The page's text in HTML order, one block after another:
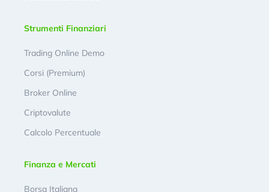
Strumenti Finanziari
Trading Online Demo
Corsi (Premium)
Broker Online
Criptovalute
Calcolo Percentuale
Finanza e Mercati
Borsa Italiana